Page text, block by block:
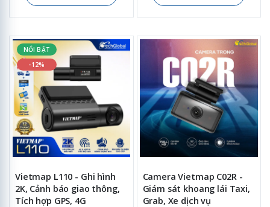
NỔI BẬT
-12%
Vietmap L110 - Ghi hình
2K, Cảnh báo giao thông,
Tích hợp GPS, 4G
Camera Vietmap C02R -
Giám sát khoang lái Taxi,
Grab, Xe dịch vụ